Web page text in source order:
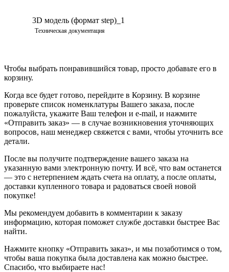
3D модель (формат step)_1
Техническая документация
Чтобы выбрать понравившийся товар, просто добавьте его в
корзину.
Когда все будет готово, перейдите в Корзину. В корзине
проверьте список номенклатуры Вашего заказа, после
пожалуйста, укажите Ваш телефон и e-mail, и нажмите
«Отправить заказ» — в случае возникновения уточняющих
вопросов, наш менеджер свяжется с вами, чтобы уточнить все
детали.
После вы получите подтверждение вашего заказа на
указанную вами электронную почту. И всё, что вам останется
— это с нетерпением ждать счета на оплату, а после оплаты,
доставки купленного товара и радоваться своей новой
покупке!
Мы рекомендуем добавить в комментарии к заказу
информацию, которая поможет службе доставки быстрее Вас
найти.
Нажмите кнопку «Отправить заказ», и мы позаботимся о том,
чтобы ваша покупка была доставлена как можно быстрее.
Спасибо, что выбираете нас!